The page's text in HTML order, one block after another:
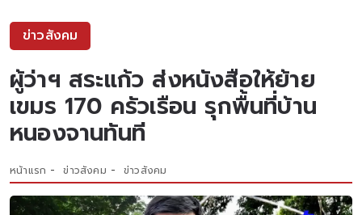
ข่าวสังคม
ผู้ว่าฯ สระแก้ว ส่งหนังสือให้ย้าย
เขมร 170 ครัวเรือน รุกพื้นที่บ้าน
หนองจานทันที
หน้าแรก ข่าวสังคม ข่าวสังคม